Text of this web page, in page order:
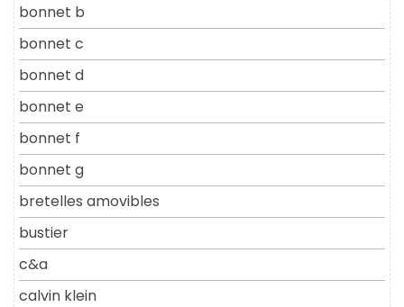
bonnet b
bonnet c
bonnet d
bonnet e
bonnet f
bonnet g
bretelles amovibles
bustier
c&a
calvin klein